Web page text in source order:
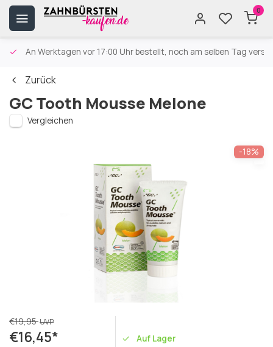
0
An Werktagen vor 17:00 Uhr bestellt, noch am selben Tag
Zurück
GC Tooth Mousse Melone
Vergleichen
-18%
€19,95UVP
€16,45* Auf Lager